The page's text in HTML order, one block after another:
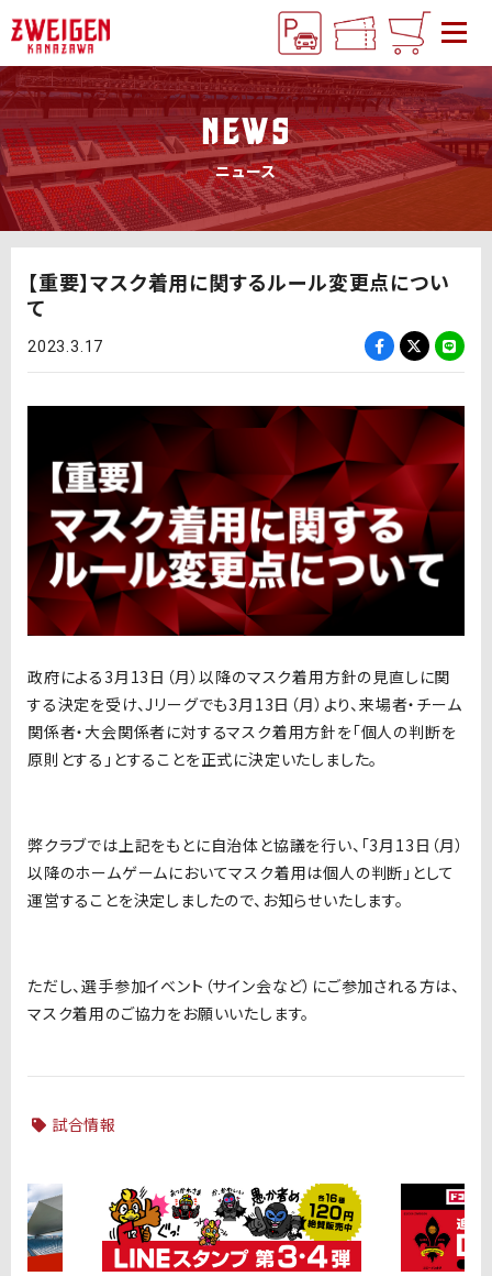
NEWS
ニュース
【重要】マスク着用に関するルール変更点につい
て
2023.3.17
政府による3月13日（月）以降のマスク着用方針の見直しに関
する決定を受け、Jリーグでも3月13日（月）より、来場者・チーム
関係者・大会関係者に対するマスク着用方針を「個人の判断を
原則とする」とすることを正式に決定いたしました。
弊クラブでは上記をもとに自治体と協議を行い、「3月13日（月）
以降のホームゲームにおいてマスク着用は個人の判断」として
運営することを決定しましたので、お知らせいたします。
ただし、選手参加イベント（サイン会など）にご参加される方は、
マスク着用のご協力をお願いいたします。
試合情報